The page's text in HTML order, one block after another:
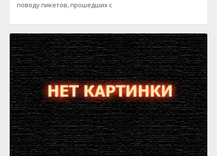
поводу пикетов, прошедших с